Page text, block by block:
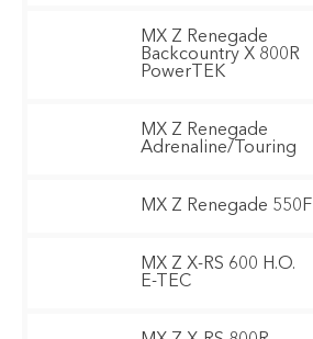
MX Z Renegade
Backcountry X 800R
PowerTEK
MX Z Renegade
Adrenaline/Touring
MX Z Renegade 550F
MX Z X-RS 600 H.O.
E-TEC